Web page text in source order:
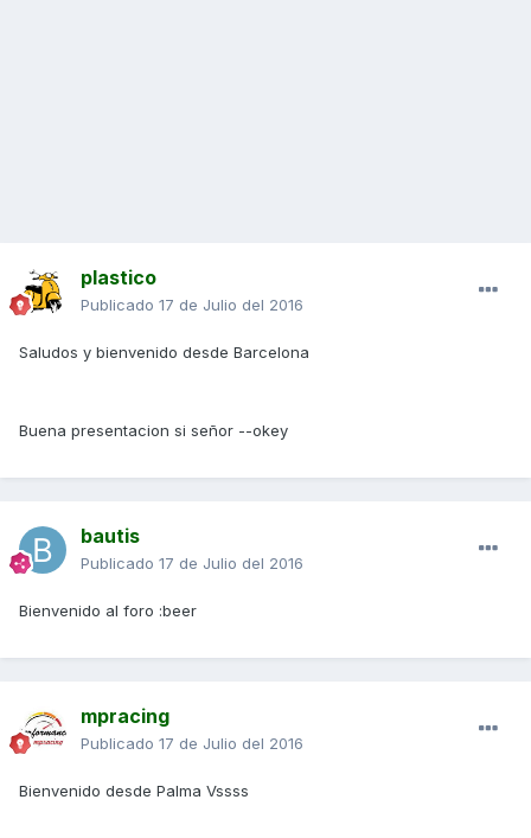
plastico
Publicado 17 de Julio del 2016
Saludos y bienvenido desde Barcelona
Buena presentacion si señor --okey
bautis
Publicado 17 de Julio del 2016
Bienvenido al foro :beer
mpracing
Publicado 17 de Julio del 2016
Bienvenido desde Palma Vssss